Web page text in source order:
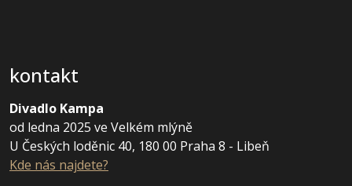
kontakt
Divadlo Kampa
od ledna 2025 ve Velkém mlýně
U Českých loděnic 40, 180 00 Praha 8 - Libeň
Kde nás najdete?